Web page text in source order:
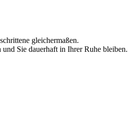
gleichermaßen.
Sie dauerhaft in Ihrer Ruhe bleiben.